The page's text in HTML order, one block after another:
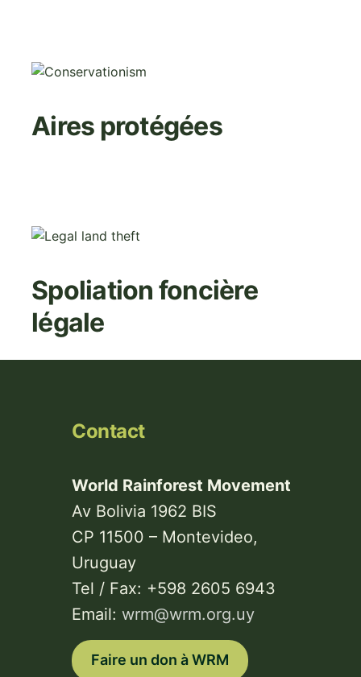
Image
Aires protégées
Image
Spoliation foncière
légale
Contact
World Rainforest Movement
Av Bolivia 1962 BIS
CP 11500 – Montevideo,
Uruguay
Tel / Fax: +598 2605 6943
Email: wrm@wrm.org.uy
Faire un don à WRM